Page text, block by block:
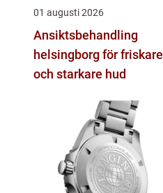
01 augusti 2026
Ansiktsbehandling
helsingborg för friskare
och starkare hud